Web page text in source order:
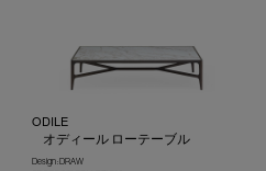
ODILE
オディール ローテーブル
Design : DRAW